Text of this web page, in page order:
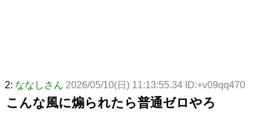
2: ななしさん 2026/05/10(日) 11:13:55.34 ID:+v09qq470
こんな風に煽られたら普通ゼロやろ